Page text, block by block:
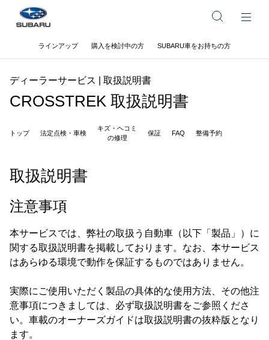
ラインアップ 購入を検討中の方 SUBARU車をお持ちの方
ディーラーサービス | 取扱説明書
CROSSTREK 取扱説明書
トップ 法定点検・車検
キズ・ヘコミ
の修理
保証 FAQ 整備予約
取扱説明書
注意事項
本サービスでは、弊社の取扱う自動車（以下「製品」）に
関する取扱説明書を掲載しております。なお、本サービス
はあらゆる環境で動作を保証するものではありません。
実際にご使用いただく製品の具体的な使用方法、その他注
意事項につきましては、必ず取扱説明書をご参照くださ
い。車載のオーナーズガイドは取扱説明書の抜粋版となり
ます。